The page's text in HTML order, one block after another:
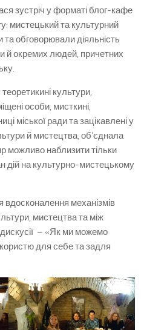
зустріч у форматі блог-кафе
мистецький та культурний
обговорювали діяльність
й окремих людей, причетних
культури,
особи, мисткині,
міської ради та зацікавлені у
й мистецтва, об’єднала
можливо наблизити тільки
дій на культурно-мистецькому
вдосконалення механізмів
мистецтва та між
– «Як ми можемо
для себе та задля